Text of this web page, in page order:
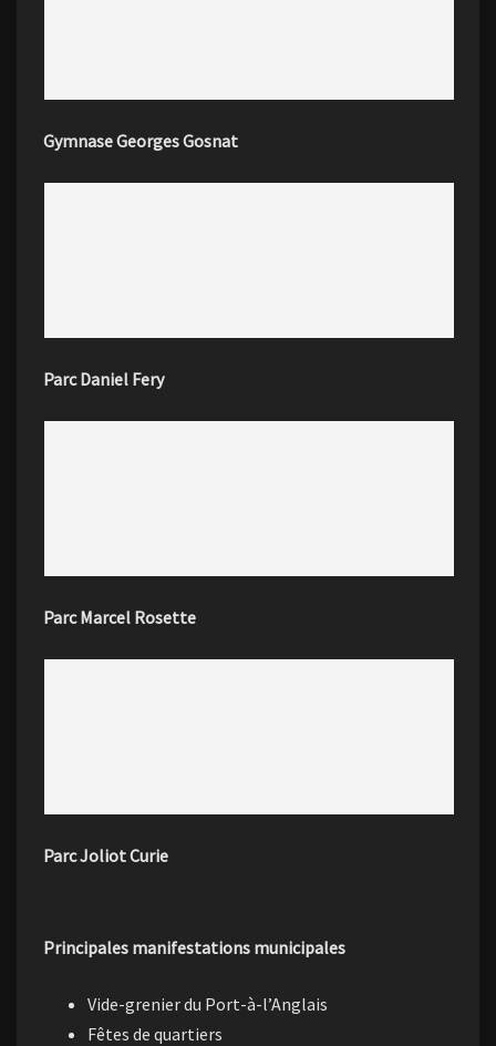
Gymnase Georges Gosnat
Parc Daniel Fery
Parc Marcel Rosette
Parc Joliot Curie
Principales manifestations municipales
Vide-grenier du Port-à-l’Anglais
Fêtes de quartiers